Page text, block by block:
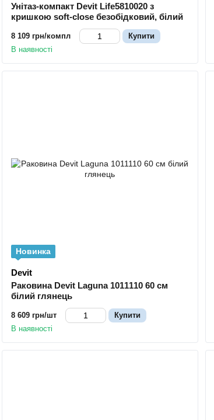
Унітаз-компакт Devit Life5810020 з
кришкою soft-close безобідковий, білий
8 109 грн/компл
Купити
В наявності
Новинка
Devit
Раковина Devit Laguna 1011110 60 см
білий глянець
8 609 грн/шт
Купити
В наявності